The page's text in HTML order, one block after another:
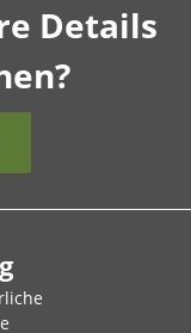
Details